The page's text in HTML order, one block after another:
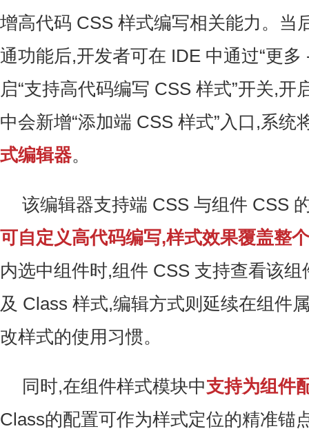
增高代码 CSS 样式编写相关能力。当
通功能后,开发者可在 IDE 中通过“更多
启“支持高代码编写 CSS 样式”开关,开
中会新增“添加端 CSS 样式”入口,系统
式编辑器。
该编辑器支持端 CSS 与组件 CSS
可自定义高代码编写,样式效果覆盖整
内选中组件时,组件 CSS 支持查看该
及 Class 样式,编辑方式则延续在组件
改样式的使用习惯。
同时,在组件样式模块中支持为组件
Class的配置可作为样式定位的精准锚